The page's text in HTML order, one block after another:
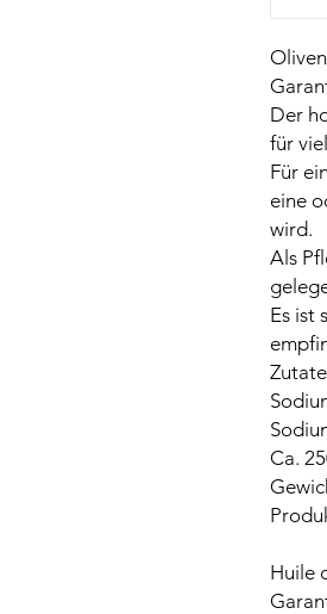
Der
für
Für
eine
wird.
Als
Es ist
Ca.
Huile